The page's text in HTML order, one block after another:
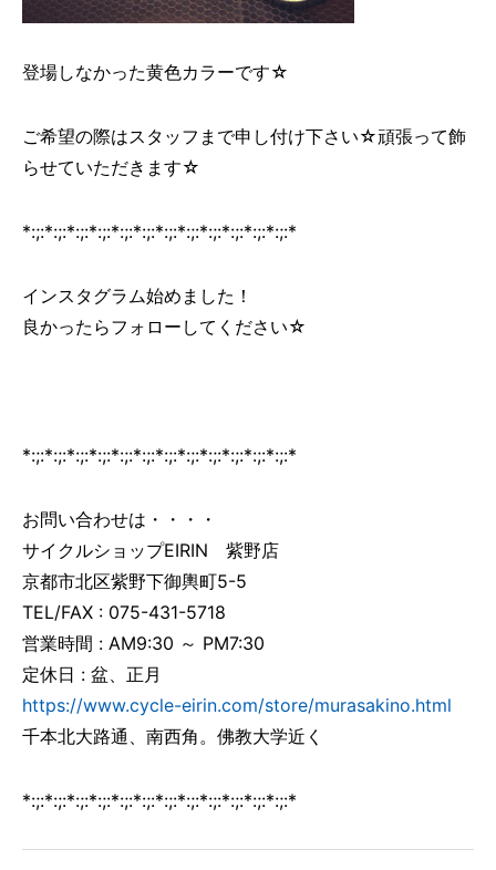
登場しなかった黄色カラーです☆
ご希望の際はスタッフまで申し付け下さい☆頑張って飾
らせていただきます☆
*:;:*:;:*:;:*:;:*:;:*:;:*:;:*:;:*:;:*:;:*:;:*:;:*
インスタグラム始めました！
良かったらフォローしてください☆
*:;:*:;:*:;:*:;:*:;:*:;:*:;:*:;:*:;:*:;:*:;:*:;:*
お問い合わせは・・・・
サイクルショップEIRIN 紫野店
京都市北区紫野下御輿町5-5
TEL/FAX : 075-431-5718
営業時間 : AM9:30 ～ PM7:30
定休日 : 盆、正月
https://www.cycle-eirin.com/store/murasakino.html
千本北大路通、南西角。佛教大学近く
*:;:*:;:*:;:*:;:*:;:*:;:*:;:*:;:*:;:*:;:*:;:*:;:*